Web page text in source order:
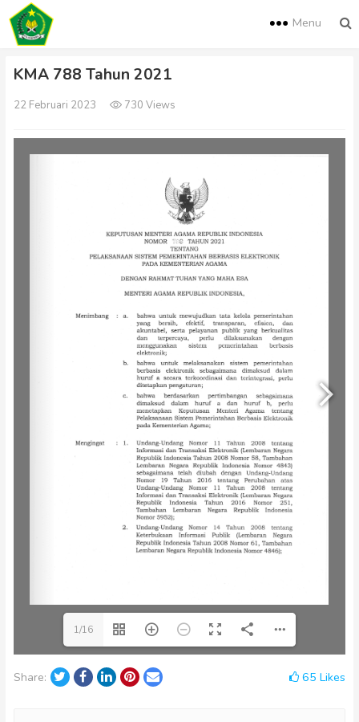
Menu
KMA 788 Tahun 2021
22 Februari 2023 730 Views
1/16
Share: TwitterFacebook
LinkedInPinterest
Email 65Likes